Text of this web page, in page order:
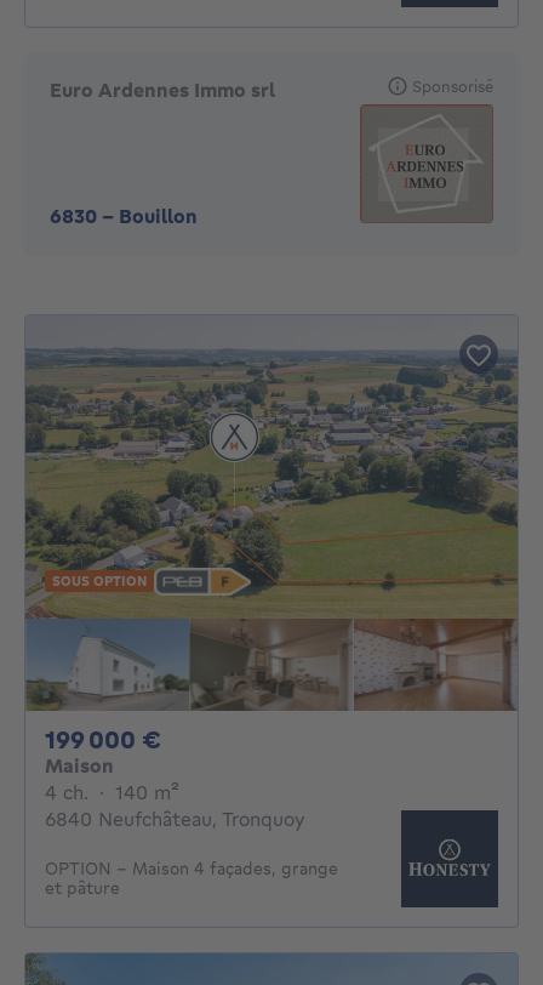
Euro Ardennes Immo srl
6830 - Bouillon
Sponsorisé
SOUS OPTION
199 000 €
Maison
4 ch. 4 chambres
· 140 m²
6840 Neufchâteau, Tronquoy
OPTION - Maison 4 façades, grange
et pâture